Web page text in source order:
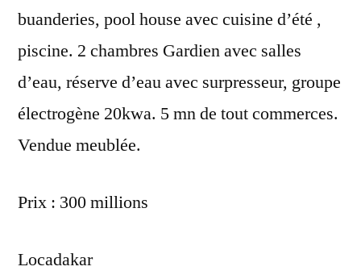
buanderies, pool house avec cuisine d’été ,
piscine. 2 chambres Gardien avec salles
d’eau, réserve d’eau avec surpresseur, groupe
électrogène 20kwa. 5 mn de tout commerces.
Vendue meublée.
Prix : 300 millions
Locadakar